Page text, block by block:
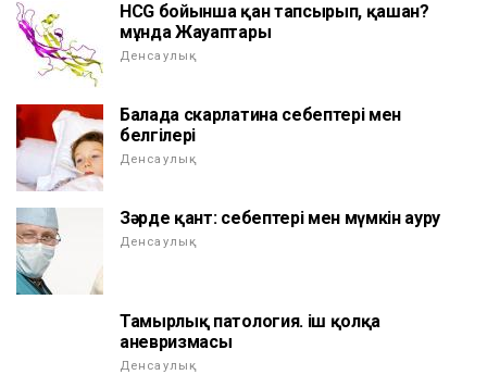
HCG бойынша қан тапсырып, қашан?
мұнда Жауаптары
Денсаулық
Балада скарлатина себептері мен
белгілері
Денсаулық
Зәрде қант: себептері мен мүмкін ауру
Денсаулық
Тамырлық патология. іш қолқа
аневризмасы
Денсаулық